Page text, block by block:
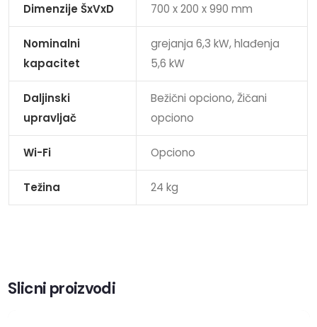
Dimenzije ŠxVxD 700 x 200 x 990 mm
Nominalni
kapacitet
grejanja 6,3 kW, hlađenja
5,6 kW
Daljinski
upravljač
Bežični opciono, Žičani
opciono
Wi-Fi Opciono
Težina 24 kg
Slicni proizvodi